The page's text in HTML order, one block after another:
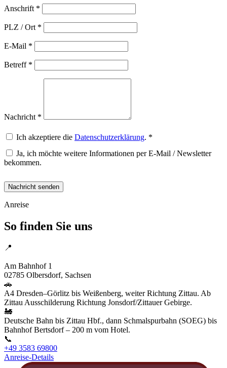
Anschrift *
PLZ / Ort *
E-Mail *
Betreff *
Nachricht *
Ich akzeptiere die Datenschutzerklärung. *
Ja, ich möchte weitere Informationen per E-Mail / Newsletter
bekommen.
Nachricht senden
Anreise
So finden Sie uns
📍
Am Bahnhof 1
02785 Olbersdorf, Sachsen
🚗
A4 Dresden–Görlitz bis Weißenberg, weiter Richtung Zittau. Ab
Zittau Ausschilderung Richtung Jonsdorf/Zittauer Gebirge.
🚂
Deutsche Bahn bis Zittau Hbf., dann Schmalspurbahn (SOEG) bis
Bahnhof Bertsdorf – 200 m vom Hotel.
📞
+49 3583 69800
Anreise-Details
Hotel Bahnhof Bertsdorf
Am Bahnhof 1, 02785 Olbersdorf